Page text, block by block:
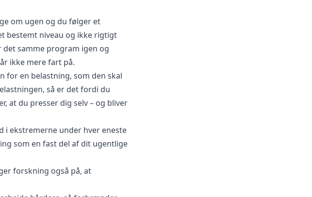
om ugen og du følger et
bestemt niveau og ikke rigtigt
samme program igen og
ikke mere fart på.
en belastning, som den skal
så er det fordi du
at du presser dig selv – og bliver
i ekstremerne under hver eneste
som en fast del af dit ugentlige
forskning også på, at